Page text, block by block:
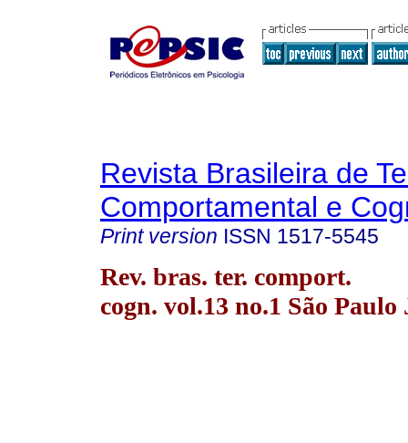
Revista Brasileira de
Comportamental e
Print version ISSN 1517-5545
Rev. bras. ter. comport.
cogn. vol.13 no.1 São Paulo